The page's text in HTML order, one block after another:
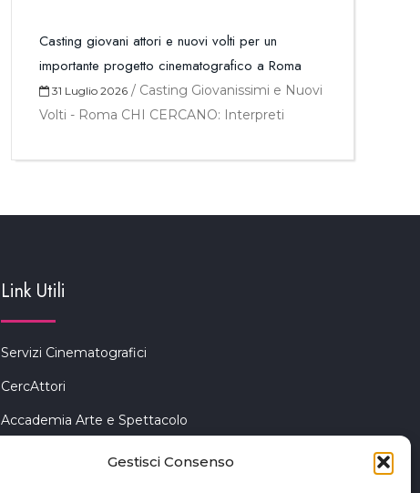
Gestisci Consenso
Casting giovani attori e nuovi volti per un
importante progetto cinematografico a Roma
31 Luglio 2026 / Casting Giovanissimi e Nuovi
Volti - Roma CHI CERCANO: Interpreti
Link Utili
Servizi Cinematografici
CercAttori
Accademia Arte e Spettacolo
Piceno Cinema Festival